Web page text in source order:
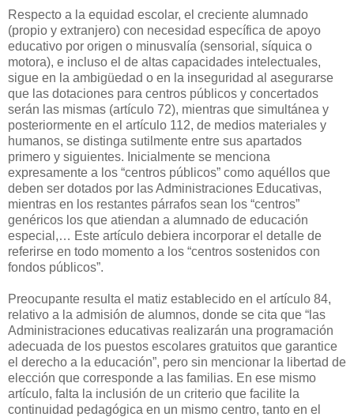
Respecto a la equidad escolar, el creciente alumnado
(propio y extranjero) con necesidad específica de apoyo
educativo por origen o minusvalía (sensorial, síquica o
motora), e incluso el de altas capacidades intelectuales,
sigue en la ambigüedad o en la inseguridad al asegurarse
que las dotaciones para centros públicos y concertados
serán las mismas (artículo 72), mientras que simultánea y
posteriormente en el artículo 112, de medios materiales y
humanos, se distinga sutilmente entre sus apartados
primero y siguientes. Inicialmente se menciona
expresamente a los “centros públicos” como aquéllos que
deben ser dotados por las Administraciones Educativas,
mientras en los restantes párrafos sean los “centros”
genéricos los que atiendan a alumnado de educación
especial,… Este artículo debiera incorporar el detalle de
referirse en todo momento a los “centros sostenidos con
fondos públicos”.
Preocupante resulta el matiz establecido en el artículo 84,
relativo a la admisión de alumnos, donde se cita que “las
Administraciones educativas realizarán una programación
adecuada de los puestos escolares gratuitos que garantice
el derecho a la educación”, pero sin mencionar la libertad de
elección que corresponde a las familias. En ese mismo
artículo, falta la inclusión de un criterio que facilite la
continuidad pedagógica en un mismo centro, tanto en el